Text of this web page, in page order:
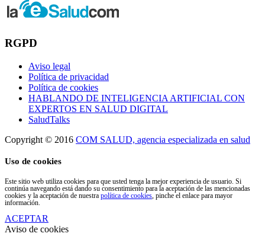
RGPD
Aviso legal
Política de privacidad
Política de cookies
HABLANDO DE INTELIGENCIA ARTIFICIAL CON
EXPERTOS EN SALUD DIGITAL
SaludTalks
Copyright © 2016 COM SALUD, agencia especializada en salud
Uso de cookies
Este sitio web utiliza cookies para que usted tenga la mejor experiencia de usuario. Si
continúa navegando está dando su consentimiento para la aceptación de las mencionadas
cookies y la aceptación de nuestra política de cookies , pinche el enlace para mayor
información.
ACEPTAR
Aviso de cookies